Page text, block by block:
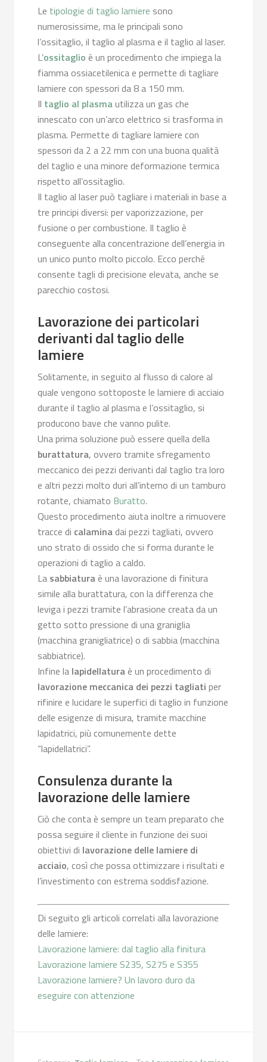
Le tipologie di taglio lamiere sono
numerosissime, ma le principali sono
l’ossitaglio, il taglio al plasma e il taglio al laser.
L’ossitaglio è un procedimento che impiega la
fiamma ossiacetilenica e permette di tagliare
lamiere con spessori da 8 a 150 mm.
Il taglio al plasmautilizza un gas che
innescato con un’arco elettrico si trasforma in
plasma. Permette di tagliare lamiere con
spessori da 2 a 22 mm con una buona qualità
del taglio e una minore deformazione termica
rispetto all’ossitaglio.
Il taglio al laser può tagliare i materiali in base a
tre principi diversi: per vaporizzazione, per
fusione o per combustione. Il taglio è
conseguente alla concentrazione dell’energia in
un unico punto molto piccolo. Ecco perché
consente tagli di precisione elevata, anche se
parecchio costosi.
Lavorazione dei particolari
derivanti dal taglio delle
lamiere
Solitamente, in seguito al flusso di calore al
quale vengono sottoposte le lamiere di acciaio
durante il taglio al plasma e l’ossitaglio, si
producono bave che vanno pulite.
Una prima soluzione può essere quella della
burattatura, ovvero tramite sfregamento
meccanico dei pezzi derivanti dal taglio tra loro
e altri pezzi molto duri all’interno di un tamburo
rotante, chiamato Buratto.
Questo procedimento aiuta inoltre a rimuovere
tracce di calaminadai pezzi tagliati, ovvero
uno strato di ossido che si forma durante le
operazioni di taglio a caldo.
La sabbiaturaè una lavorazione di finitura
simile alla burattatura, con la differenza che
leviga i pezzi tramite l’abrasione creata da un
getto sotto pressione di una graniglia
(macchina granigliatrice) o di sabbia (macchina
sabbiatrice).
Infine la lapidellaturaè un procedimento di
lavorazione meccanica dei pezzi tagliati per
rifinire e lucidare le superfici di taglio in funzione
delle esigenze di misura, tramite macchine
lapidatrici, più comunemente dette
“lapidellatrici”.
Consulenza durante la
lavorazione delle lamiere
Ciò che conta è sempre un team preparato che
possa seguire il cliente in funzione dei suoi
obiettivi di lavorazione delle lamiere di
acciaio, così che possa ottimizzare i risultati e
l’investimento con estrema soddisfazione.
Di seguito gli articoli correlati alla lavorazione
delle lamiere:
Lavorazione lamiere: dal taglio alla finitura
Lavorazione lamiere S235, S275 e S355
Lavorazione lamiere? Un lavoro duro da
eseguire con attenzione